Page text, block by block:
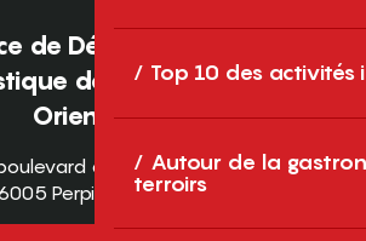
Top 10 des activités
Autour de la
terroirs
de Développement
des Pyrénées-
Orientales
des Pyrénées
Perpignan Cedex